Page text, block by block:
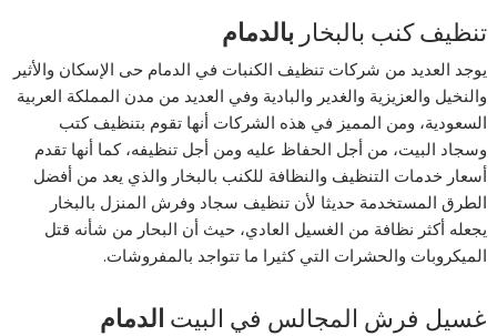
تنظيف كنب بالبخار بالدمام
يوجد العديد من شركات تنظيف الكنبات في الدمام حى الإسكان والأثير
والنخيل والعزيزية والغدير والبادية وفي العديد من مدن المملكة العربية
السعودية، ومن المميز في هذه الشركات أنها تقوم بتنظيف كتب
وسجاد البيت، من أجل الحفاظ عليه ومن أجل تنظيفه، كما أنها تقدم
أسعار خدمات التنظيف والنظافة للكنب بالبخار والذي يعد من أفضل
الطرق المستخدمة حديثا لأن تنظيف سجاد وفرش المنزل بالبخار
يجعله أكثر نظافة من الغسيل العادي، حيث أن البحار من شأنه قتل
الميكروبات والحشرات التي كثيرا ما تتواجد بالمفروشات.
غسيل فرش المجالس في البيت الدمام